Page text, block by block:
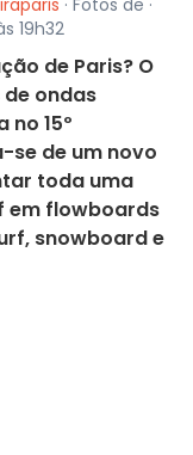
· Fotos de ·
19h32
de Paris? O
ondas
15º
se de um novo
toda uma
em flowboards
snowboard e